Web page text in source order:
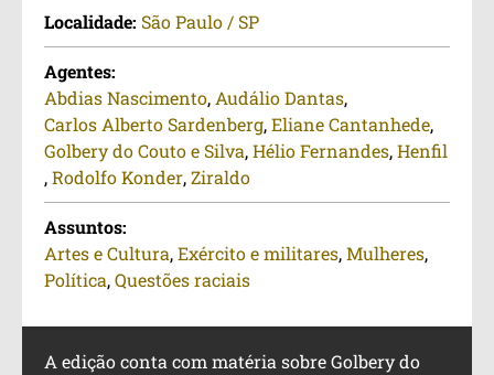
Localidade: São Paulo / SP
Agentes:
Abdias Nascimento, Audálio Dantas,
Carlos Alberto Sardenberg,Eliane Cantanhede,
Golbery do Couto e Silva,Hélio Fernandes,Henfil
,Rodolfo Konder,Ziraldo
Assuntos:
Artes e Cultura,Exército e militares,Mulheres,
Política,Questões raciais
A edição conta com matéria sobre Golbery do